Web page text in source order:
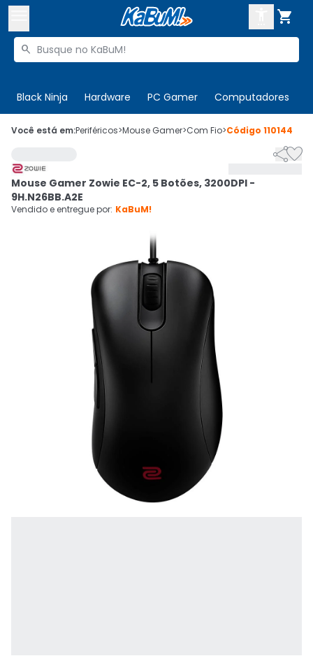

Buscar produtos

Black Ninja Hardware PC Gamer Computadores
 Olá. Acesse sua conta

Cupons
CADASTRE-SE
Você está em:Periféricos>Mouse Gamer>Com Fio>Código 110144

Mouse Gamer Zowie EC-2, 5 Botões, 3200DPI -
9H.N26BB.A2E
Vendido e entregue por: KaBuM!